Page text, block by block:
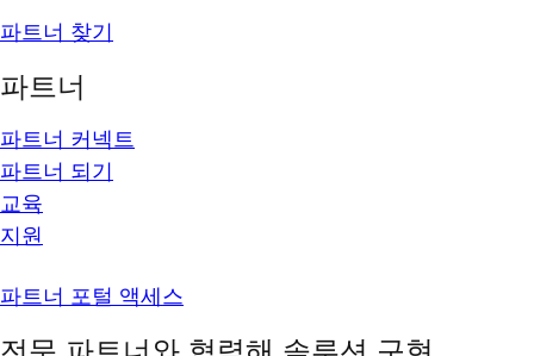
파트너 찾기
파트너
파트너 커넥트
파트너 되기
교육
지원
파트너 포털 액세스